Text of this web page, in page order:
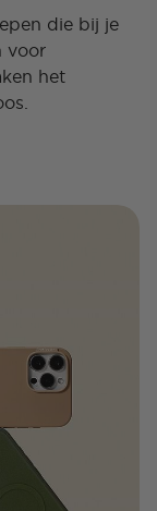
die bij je
voor
het